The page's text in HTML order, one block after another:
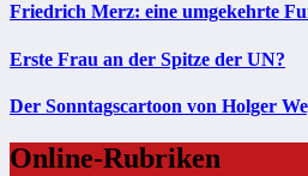
Friedrich Merz: eine umgekehrte
Erste Frau an der Spitze der UN?
Der Sonntagscartoon von Holger
Online-Rubriken